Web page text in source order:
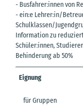
- Busfahrer:innen von
- ein:e Lehrer:in/
Schulklassen/
Information zu
Schüler:innen,
Behinderung ab 50%
Eignung
für Gruppen